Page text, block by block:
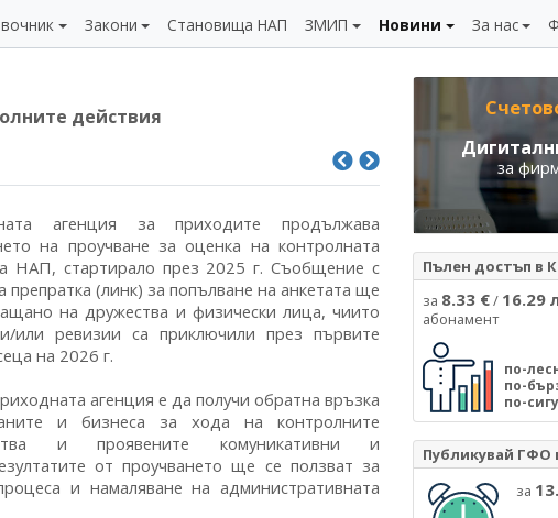
Закони Становища НАП ЗМИП Новини За нас
действия
агенция за приходите продължава
на проучване за оценка на контролната
НАП, стартирало през 2025 г. Съобщение с
препратка (линк) за попълване на анкетата ще
на дружества и физически лица, чиито
или ревизии са приключили през първите
на 2026 г.
агенция е да получи обратна връзка
и бизнеса за хода на контролните
и проявените комуникативни и
от проучването ще се ползват за
и намаляване на административната
за
Пълен достъп в
за 8.33 €/ 16.29
абонамент
по-
по-
по-
Публикувай ГФО
за